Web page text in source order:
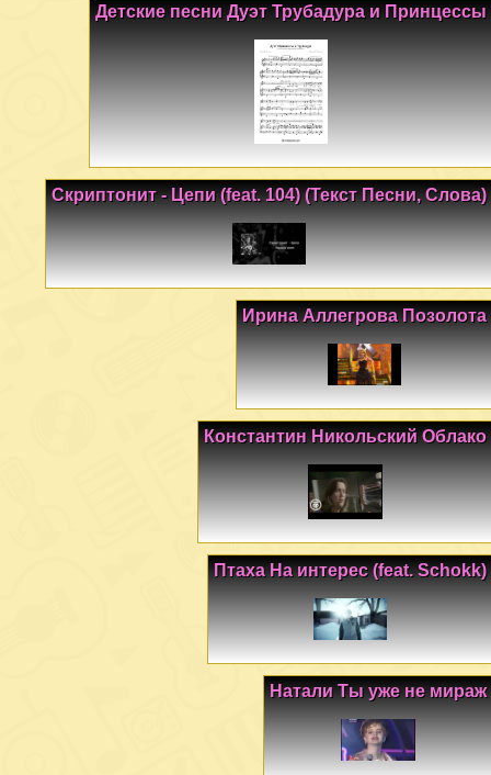
Детские песни Дуэт Трубадура и Принцессы
Скриптонит - Цепи (feat. 104) (Текст Песни, Слова)
Ирина Аллегрова Позолота
Константин Никольский Облако
Птаха На интерес (feat. Schokk)
Натали Ты уже не мираж